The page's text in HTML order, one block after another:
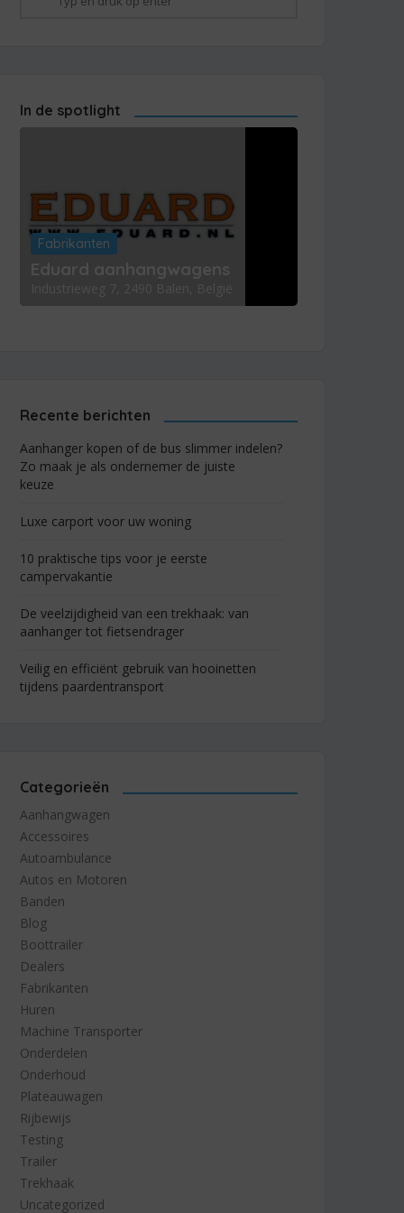
In de spotlight
Fabrikanten
Recente berichten
Aanhanger kopen of de bus slimmer indelen?
Zo maak je als ondernemer de juiste
keuze
Luxe carport voor uw woning
10 praktische tips voor je eerste
campervakantie
De veelzijdigheid van een trekhaak: van
aanhanger tot fietsendrager
Veilig en efficiënt gebruik van hooinetten
tijdens paardentransport
Categorieën
Aanhangwagen
Accessoires
Autoambulance
Autos en Motoren
Banden
Blog
Boottrailer
Dealers
Fabrikanten
Huren
Machine Transporter
Onderdelen
Onderhoud
Plateauwagen
Rijbewijs
Testing
Trailer
Trekhaak
Uncategorized